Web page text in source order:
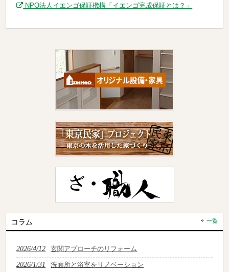
NPO法人イエンゴ保証機構「イエンゴ完成保証とは？」
コラム 一覧
2026/4/12 玄関アプローチのリフォーム
2026/1/31 洗面所と浴室をリノベーション